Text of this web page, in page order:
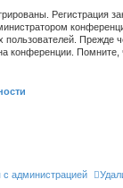
Регистрация
пользователей. Прежде
конференции.
с администрацией